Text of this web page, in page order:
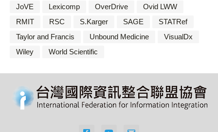
JoVE
Lexicomp OverDrive
Ovid LWW
RMIT
RSC S.Karger SAGE
STATRef
Taylor and Francis
Unbound Medicine
VisualDx
Wiley
World Scientific